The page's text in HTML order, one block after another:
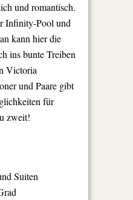
und romantisch.
Infinity-Pool und
kann hier die
ins bunte Treiben
Victoria
und Paare gibt
für
zweit!
Suiten